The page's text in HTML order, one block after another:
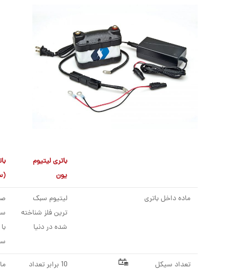
باتری لیتیوم
یون
ماده داخل باتری
لیتیوم سبک
ترین فلز شناخته
شده در دنیا
تعداد سیکل
10 برابر تعداد